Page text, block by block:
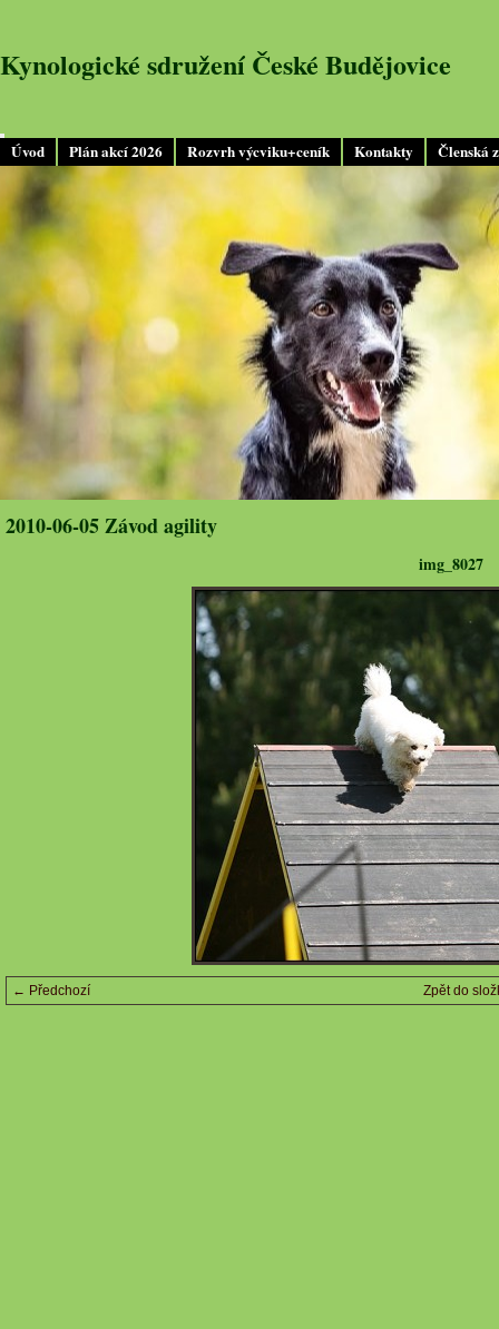
Úvod Plán akcí 2026 Rozvrh výcviku+ceník Kontakty Členská
Kynologické sdružení České Budějovice
2010-06-05 Závod agility
img_8027
← Předchozí Zpět do